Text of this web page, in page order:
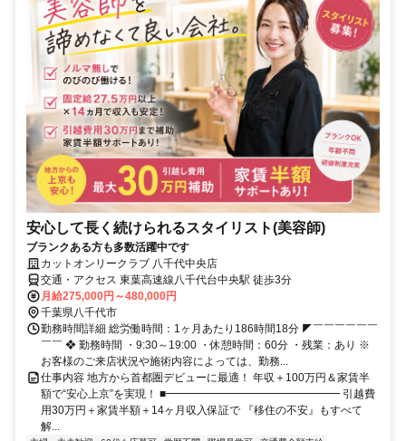
安心して長く続けられるスタイリスト(美容師)
ブランクある方も多数活躍中です
カットオンリークラブ 八千代中央店
交通・アクセス 東葉高速線八千代台中央駅 徒歩3分
月給275,000円～480,000円
千葉県八千代市
勤務時間詳細 総労働時間：1ヶ月あたり186時間18分 ◤￣￣￣￣￣￣
￣￣ ❖ 勤務時間 ・9:30～19:00 ・休憩時間：60分 ・残業：あり ※
お客様のご来店状況や施術内容によっては、勤務...
仕事内容 地方から首都圏デビューに最適！ 年収＋100万円＆家賃半
額で“安心上京”を実現！ ■━━━━━━━━━━━━━━━━ 引越費
用30万円＋家賃半額＋14ヶ月収入保証で 『移住の不安』もすべて
解...